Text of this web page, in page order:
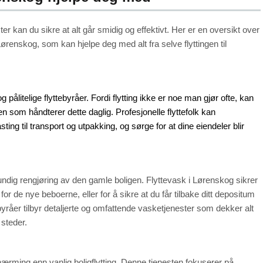
kan du sikre at alt går smidig og effektivt. Her er en oversikt over
som kan hjelpe deg med alt fra selve flyttingen til
pålitelige flyttebyråer. Fordi flytting ikke er noe man gjør ofte, kan
som håndterer dette daglig. Profesjonelle flyttefolk kan
til transport og utpakking, og sørge for at dine eiendeler blir
rengjøring av den gamle boligen. Flyttevask i Lørenskog sikrer
de nye beboerne, eller for å sikre at du får tilbake ditt depositum
tilbyr detaljerte og omfattende vasketjenester som dekker alt